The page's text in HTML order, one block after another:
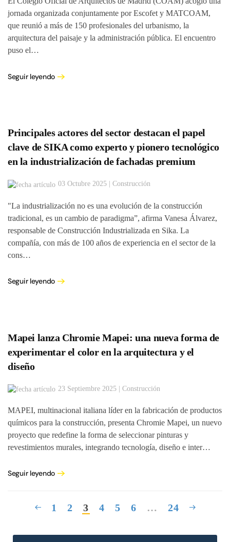
jornada organizada conjuntamente por Escofet y MATCOAM,
que reunió a más de 150 profesionales del urbanismo, la
arquitectura del paisaje y la administración pública. El encuentro
puso el…
Seguir leyendo
Principales actores del sector destacan el papel
clave de SIKA como experto y pionero tecnológico
en la industrialización de fachadas premium
03 Octubre 2025 | Construcción
"La industrialización no es una evolución de la construcción
tradicional, es un cambio de paradigma”, afirma Vanesa Álvarez,
responsable de Construcción Industrializada en Sika. La
compañía, con más de 100 años de experiencia en el sector de la
cons…
Seguir leyendo
Mapei lanza Chromie Mapei: una nueva forma de
experimentar el color en la arquitectura y el
diseño
23 Septiembre 2025 | Construcción
MAPEI, multinacional italiana líder en la fabricación de productos
químicos para la construcción, presenta Chromie Mapei, un nuevo
proyecto que redefine la forma de seleccionar pinturas y
revestimientos murales, integrando tecnología, diseño e inter…
Seguir leyendo
1 2 3 4 5 6 … 24